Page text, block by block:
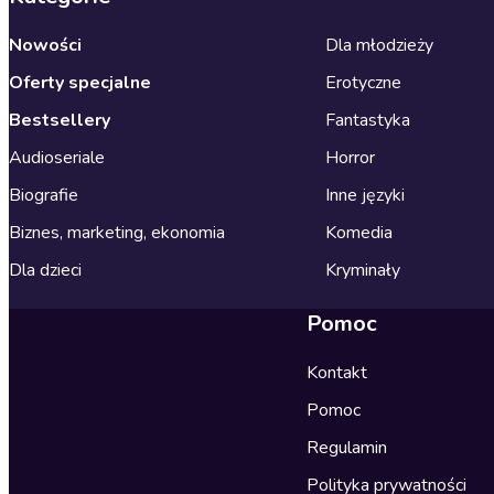
Nowości
Oferty specjalne
Bestsellery
Audioseriale
Biografie
Biznes, marketing, ekonomia
Dla dzieci
Dla młodzieży
Erotyczne
Fantastyka
Horror
Inne języki
Komedia
Kryminały
Pomoc
Kontakt
Pomoc
Regulamin
Polityka prywatności